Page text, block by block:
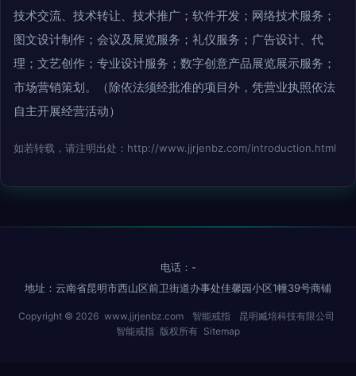
技术交流、技术转让、技术推广；软件开发；网络技术服务；
图文设计制作；会议及展览服务；礼仪服务；广告设计、代
理；文艺创作；专业设计服务；数字创意产品展览展示服务；
市场营销策划。（除依法须经批准的项目外，凭营业执照依法
自主开展经营活动）
如若转载，请注明出处：http://www.jjrjenbz.com/introduction.html
电话：-
地址：云南省昆明市西山区前卫街道办事处佳馨园小区1幢39号商铺
Copyright © 2026 www.jjrjenbz.com 智能戒指
昆明臧培科技有限公司
智能戒指 版权所有 Sitemap